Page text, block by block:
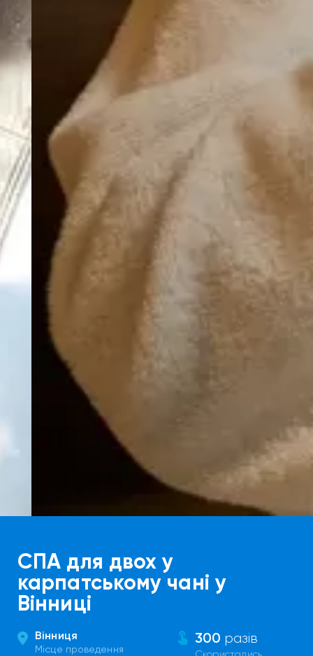
СПА для двох у
карпатському чані у
Вінниці
Вінниця
Місце проведення
300 разів